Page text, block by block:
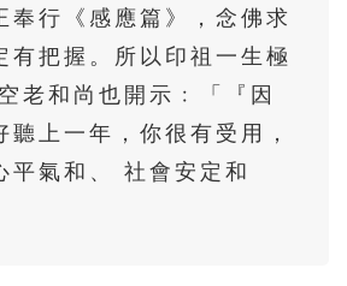
陳彩瓊老師
陳彩瓊老師
陳彩瓊老師
奉行《感應篇》，念佛求
有把握。所以印祖一生極
老和尚也開示﹕「『因
聽上一年，你很有受用，
平氣和、 社會安定和